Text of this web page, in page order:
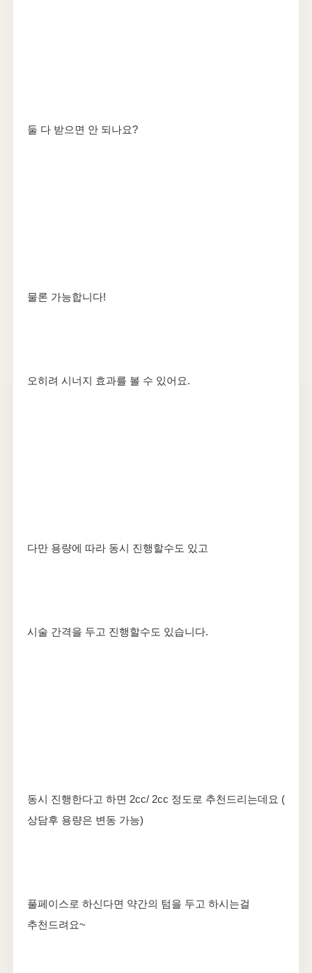
둘 다 받으면 안 되나요?
물론 가능합니다!
오히려 시너지 효과를 볼 수 있어요.
다만 용량에 따라 동시 진행할수도 있고
시술 간격을 두고 진행할수도 있습니다.
동시 진행한다고 하면 2cc/ 2cc 정도로 추천드리는데요 (
상담후 용량은 변동 가능)
풀페이스로 하신다면 약간의 텀을 두고 하시는걸
추천드려요~